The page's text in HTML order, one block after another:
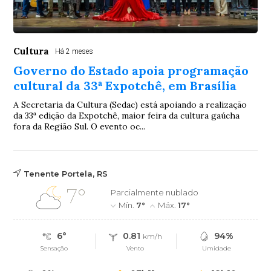
Cultura Há 2 meses
Governo do Estado apoia programação
cultural da 33ª Expotchê, em Brasília
A Secretaria da Cultura (Sedac) está apoiando a realização
da 33ª edição da Expotchê, maior feira da cultura gaúcha
fora da Região Sul. O evento oc...
Tenente Portela, RS
7°
Parcialmente nublado
Mín. 7° Máx.17°
6°
Sensação
0.81 km/h
Vento
94%
Umidade